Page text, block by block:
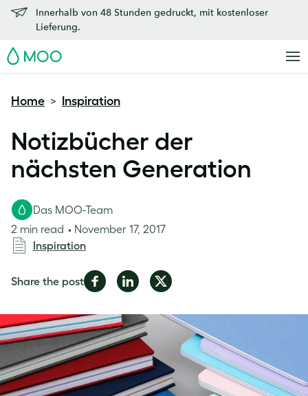
Innerhalb von 48 Stunden gedruckt, mit kostenloser
Lieferung.
MOO
Home > Inspiration
Notizbücher der
nächsten Generation
Das MOO-Team
2 min read
November 17, 2017
Inspiration
Share the postShare
Facebook
Share
LinkedIn
Share
Twitter